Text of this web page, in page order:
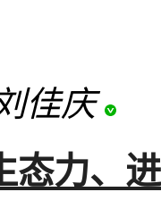
佳庆
态力、